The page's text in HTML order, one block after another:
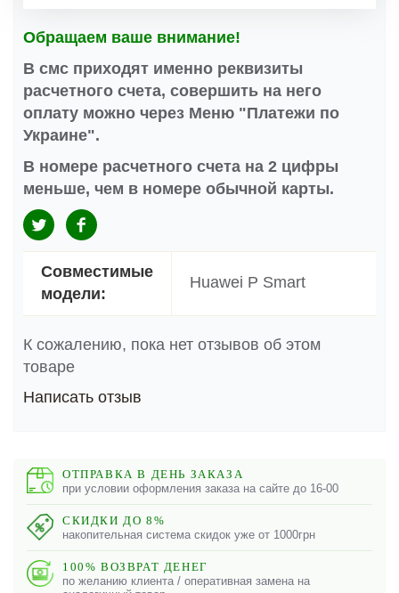
Обращаем ваше внимание!
В смс приходят именно реквизиты
расчетного счета, совершить на него
оплату можно через Меню "Платежи по
Украине".
В номере расчетного счета на 2 цифры
меньше, чем в номере обычной карты.
Совместимые
модели:
Huawei P Smart
К сожалению, пока нет отзывов об этом
товаре
Написать отзыв
ОТПРАВКА В ДЕНЬ ЗАКАЗА
при условии оформления заказа на сайте до 16-00
СКИДКИ ДО 8%
накопительная система скидок уже от 1000грн
100% ВОЗВРАТ ДЕНЕГ
по желанию клиента / оперативная замена на